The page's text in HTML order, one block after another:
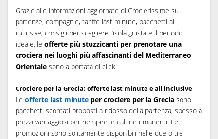
Grazie alle informazioni aggiornate di Crocierissime su
partenze, compagnie, tariffe last minute, pacchetti all
inclusive, consigli per scegliere l’isola giusta e il periodo
ideale, le offerte più stuzzicanti per prenotare una
crociera nei luoghi più affascinanti del Mediterraneo
Orientale sono a portata di click!
Crociere per la Grecia: offerte last minute e all inclusive
Le offerte last minute per crociere per la Grecia sono
pacchetti scontati proposti a ridosso della partenza, spesso a
prezzi vantaggiosi per riempire le cabine rimanenti. Le
promozioni sono solitamente disponibili nelle due o tre